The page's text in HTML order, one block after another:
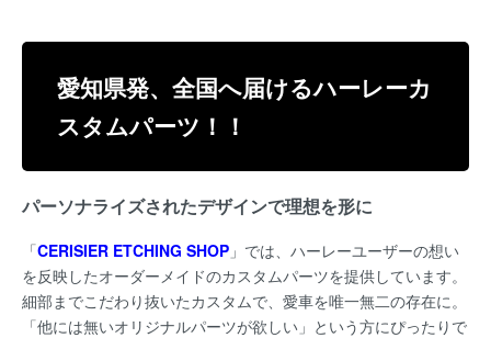
愛知県発、全国へ届けるハーレーカ
スタムパーツ！！
パーソナライズされたデザインで理想を形に
「CERISIER ETCHING SHOP 」では、ハーレーユーザーの想い
を反映したオーダーメイドのカスタムパーツを提供しています。
細部までこだわり抜いたカスタムで、愛車を唯一無二の存在に。
「他には無いオリジナルパーツが欲しい」という方にぴったりで